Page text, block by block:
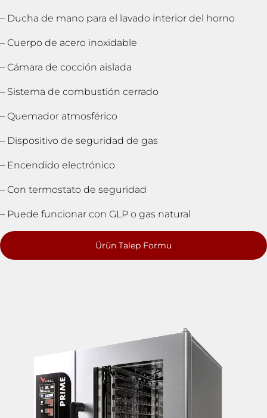
– Ducha de mano para el lavado interior del horno
– Cuerpo de acero inoxidable
– Cámara de cocción aislada
– Sistema de combustión cerrado
– Quemador atmosférico
– Dispositivo de seguridad de gas
– Encendido electrónico
– Con termostato de seguridad
– Puede funcionar con GLP o gas natural
Ürün Talep Formu